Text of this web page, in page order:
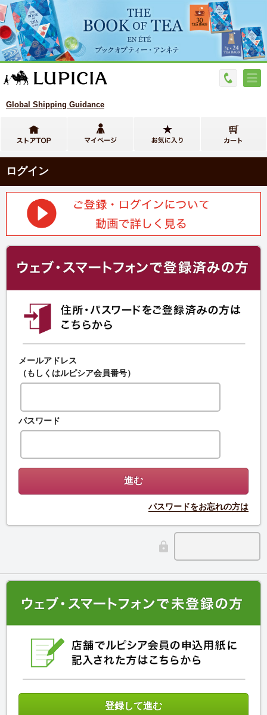
Global Shipping Guidance
ログイン
メールアドレス
（もしくはルピシア会員番号）
パスワード
パスワードをお忘れの方は